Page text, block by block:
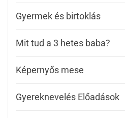
Gyermek és birtoklás
Mit tud a 3 hetes baba?
Képernyős mese
Gyereknevelés Előadások